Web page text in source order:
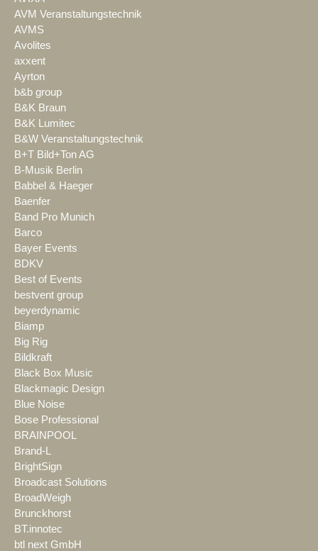
AVM Veranstaltungstechnik
AVMS
Avolites
axxent
Ayrton
b&b group
B&K Braun
B&K Lumitec
B&W Veranstaltungstechnik
B+T Bild+Ton AG
B-Musik Berlin
Babbel & Haeger
Baenfer
Band Pro Munich
Barco
Bayer Events
BDKV
Best of Events
bestvent group
beyerdynamic
Biamp
Big Rig
Bildkraft
Black Box Music
Blackmagic Design
Blue Noise
Bose Professional
BRAINPOOL
Brand-L
BrightSign
Broadcast Solutions
BroadWeigh
Brunckhorst
BT.innotec
btl next GmbH